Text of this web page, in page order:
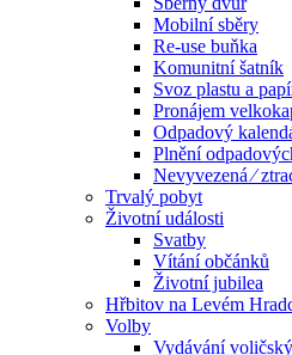
Mobilní sběry
Re-use buňka
Komunitní šatník
Svoz plastu a
Pronájem
Odpadový
Plnění
Nevyvezená ⁄
Trvalý pobyt
Životní události
Svatby
Vítání občánků
Životní jubilea
Hřbitov na Levém
Volby
Vydávání